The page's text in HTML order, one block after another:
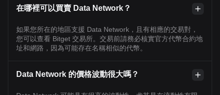
在哪裡可以買賣 Data Network？
如果您所在的地區支援 Data Network，且有相應的交易對，
您可以查看 Bitget 交易所。交易前請務必核實官方代幣合約地
址和網路，因為可能存在名稱相似的代幣。
Data Network 的價格波動很大嗎？